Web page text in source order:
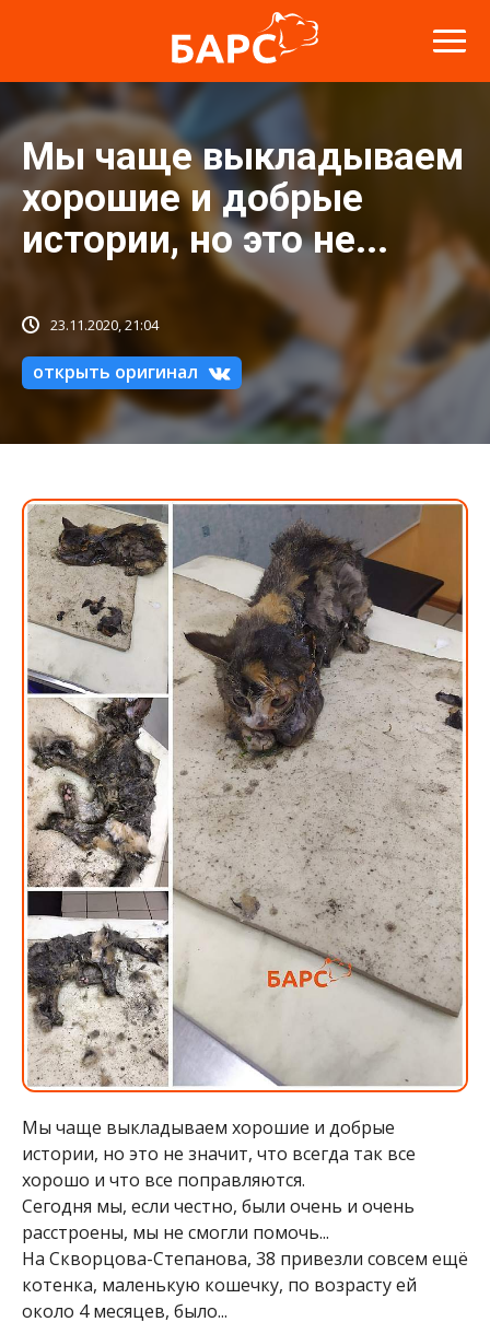
Мы чаще выкладываем
хорошие и добрые
истории, но это не...
23.11.2020, 21:04
открыть оригинал
Мы чаще выкладываем хорошие и добрые
истории, но это не значит, что всегда так все
хорошо и что все поправляются.
Сегодня мы, если честно, были очень и очень
расстроены, мы не смогли помочь...
На Скворцова-Степанова, 38 привезли совсем ещё
котенка, маленькую кошечку, по возрасту ей
около 4 месяцев, было...